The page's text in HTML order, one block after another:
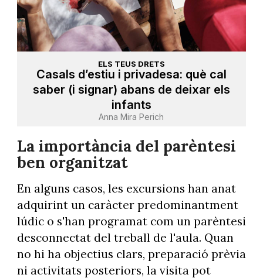
ELS TEUS DRETS
Casals d’estiu i privadesa: què cal
saber (i signar) abans de deixar els
infants
Anna Mira Perich
La importància del parèntesi
ben organitzat
En alguns casos, les excursions han anat
adquirint un caràcter predominantment
lúdic o s'han programat com un parèntesi
desconnectat del treball de l'aula. Quan
no hi ha objectius clars, preparació prèvia
ni activitats posteriors, la visita pot